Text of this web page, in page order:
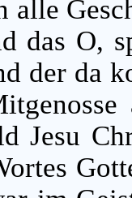
alle
das O,
der da
Jesu